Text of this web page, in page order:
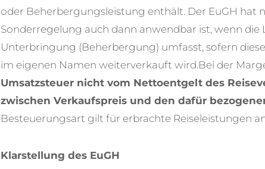
oder Beherbergungsleistung enthält. Der EuGH hat
Sonderregelung auch dann anwendbar ist, wenn
Unterbringung (Beherbergung) umfasst, sofern
im eigenen Namen weiterverkauft wird.Bei der
Umsatzsteuer nicht vom Nettoentgelt des
zwischen Verkaufspreis und den dafür
Besteuerungsart gilt für erbrachte Reiseleistungen
Klarstellung des EuGH